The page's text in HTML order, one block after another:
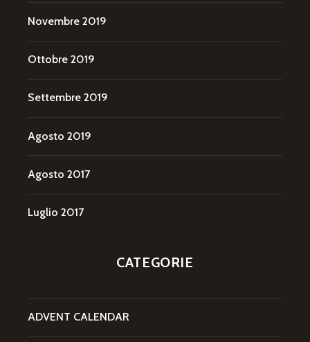
Novembre 2019
Ottobre 2019
Settembre 2019
Agosto 2019
Agosto 2017
Luglio 2017
CATEGORIE
ADVENT CALENDAR